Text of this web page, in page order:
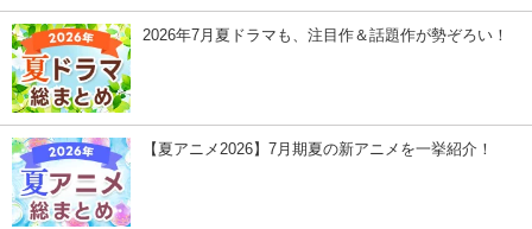
2026年7月夏ドラマも、注目作＆話題作が勢ぞろい！
【夏アニメ2026】7月期夏の新アニメを一挙紹介！